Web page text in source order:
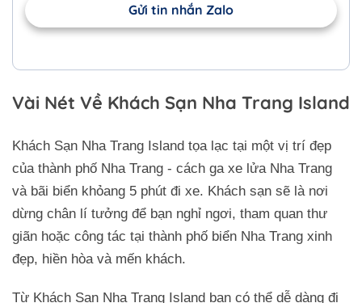
Gửi tin nhắn Zalo
Vài Nét Về Khách Sạn Nha Trang Island
Khách Sạn Nha Trang Island tọa lạc tại một vị trí đẹp
của thành phố Nha Trang - cách ga xe lửa Nha Trang
và bãi biển khỏang 5 phút đi xe. Khách sạn sẽ là nơi
dừng chân lí tưởng để bạn nghỉ ngơi, tham quan thư
giãn hoặc công tác tại thành phố biển Nha Trang xinh
đẹp, hiền hòa và mến khách.
Từ Khách Sạn Nha Trang Island bạn có thể dễ dàng đi